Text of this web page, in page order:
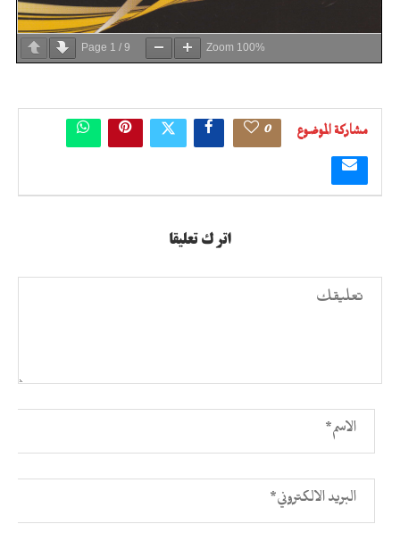
Page 1 / 9 Zoom 100%
مشاركة الموضوع 0
اترك تعليقا